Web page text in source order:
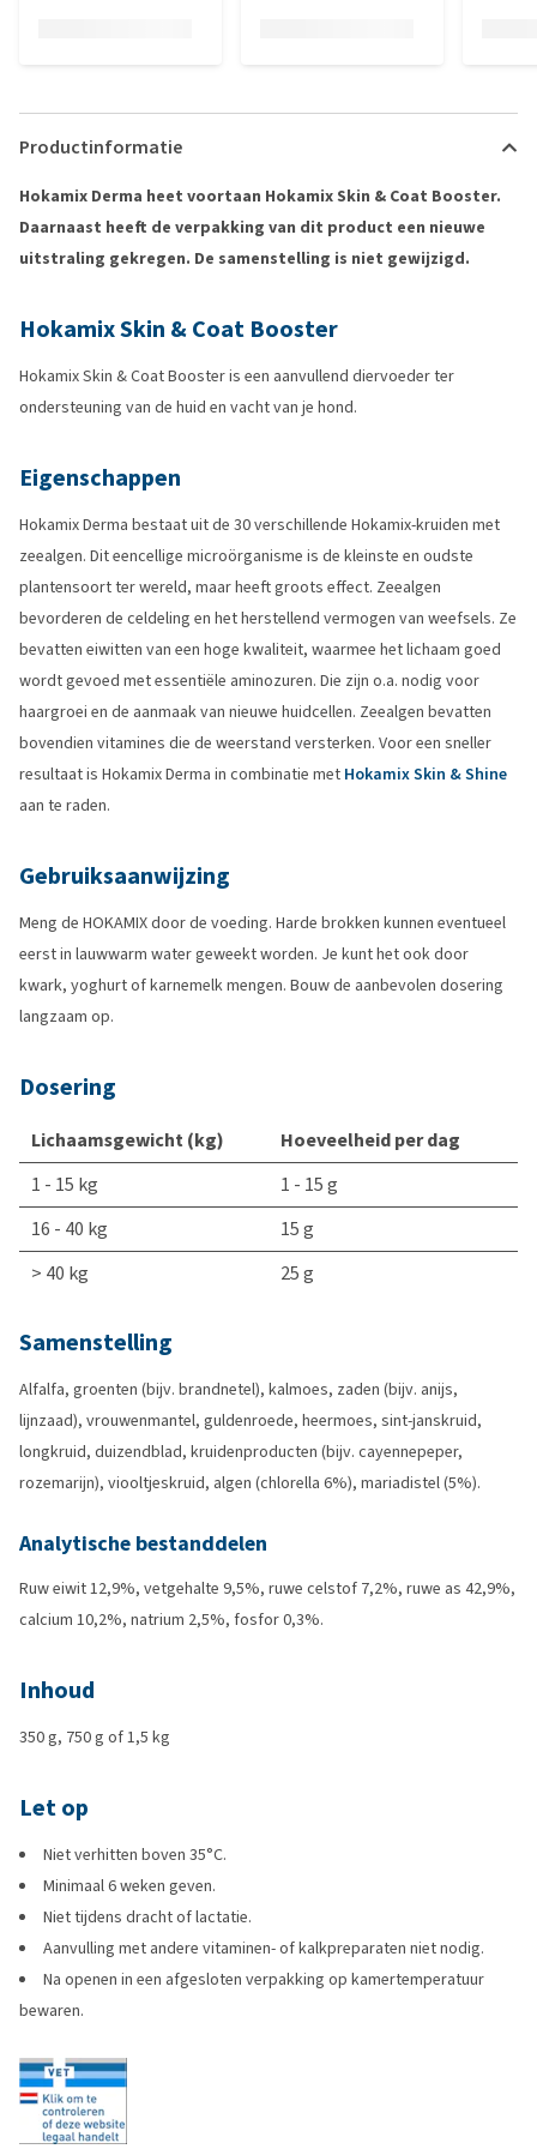
Productinformatie
Hokamix Derma heet voortaan Hokamix Skin & Coat Booster.
Daarnaast heeft de verpakking van dit product een nieuwe
uitstraling gekregen. De samenstelling is niet gewijzigd.
Hokamix Skin & Coat Booster
Hokamix Skin & Coat Booster is een aanvullend diervoeder ter
ondersteuning van de huid en vacht van je hond.
Eigenschappen
Hokamix Derma bestaat uit de 30 verschillende Hokamix-kruiden met
zeealgen. Dit eencellige microörganisme is de kleinste en oudste
plantensoort ter wereld, maar heeft groots effect. Zeealgen
bevorderen de celdeling en het herstellend vermogen van weefsels. Ze
bevatten eiwitten van een hoge kwaliteit, waarmee het lichaam goed
wordt gevoed met essentiële aminozuren. Die zijn o.a. nodig voor
haargroei en de aanmaak van nieuwe huidcellen. Zeealgen bevatten
bovendien vitamines die de weerstand versterken. Voor een sneller
resultaat is Hokamix Derma in combinatie met Hokamix Skin & Shine
aan te raden.
Gebruiksaanwijzing
Meng de HOKAMIX door de voeding. Harde brokken kunnen eventueel
eerst in lauwwarm water geweekt worden. Je kunt het ook door
kwark, yoghurt of karnemelk mengen. Bouw de aanbevolen dosering
langzaam op.
Dosering
Lichaamsgewicht (kg)
Hoeveelheid per dag
1 - 15 kg
1 - 15 g
16 - 40 kg
15 g
> 40 kg
25 g
Samenstelling
Alfalfa, groenten (bijv. brandnetel), kalmoes, zaden (bijv. anijs,
lijnzaad), vrouwenmantel, guldenroede, heermoes, sint-janskruid,
longkruid, duizendblad, kruidenproducten (bijv. cayennepeper,
rozemarijn), viooltjeskruid, algen (chlorella 6%), mariadistel (5%).
Analytische bestanddelen
Ruw eiwit 12,9%, vetgehalte 9,5%, ruwe celstof 7,2%, ruwe as 42,9%,
calcium 10,2%, natrium 2,5%, fosfor 0,3%.
Inhoud
350 g, 750 g of 1,5 kg
Let op
Niet verhitten boven 35°C.
Minimaal 6 weken geven.
Niet tijdens dracht of lactatie.
Aanvulling met andere vitaminen- of kalkpreparaten niet nodig.
Na openen in een afgesloten verpakking op kamertemperatuur
bewaren.